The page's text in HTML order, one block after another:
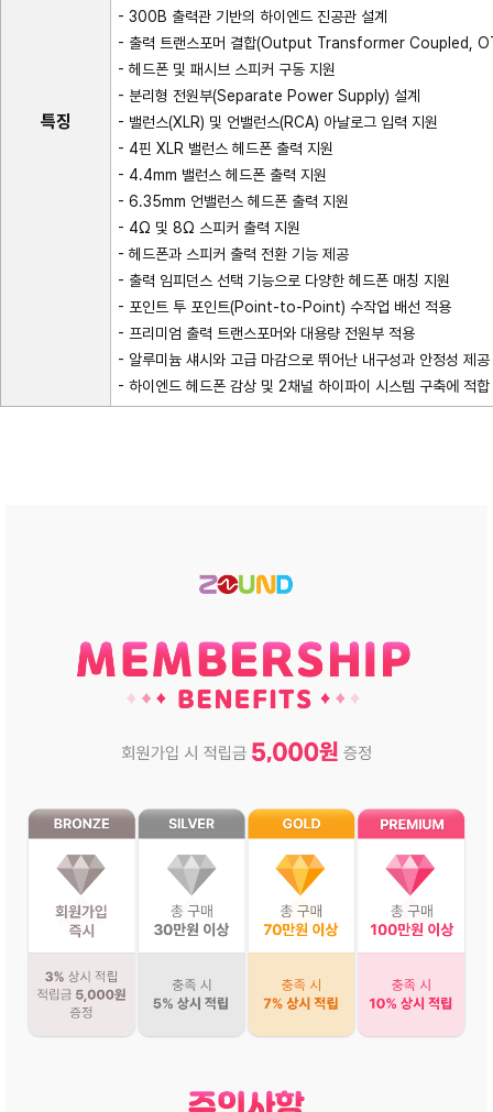
특징
- 300B 출력관 기반의 하이엔드 진공관 설계
- 출력 트랜스포머 결합(Output Transformer Coupled,
- 헤드폰 및 패시브 스피커 구동 지원
- 분리형 전원부(Separate Power Supply) 설계
- 밸런스(XLR) 및 언밸런스(RCA) 아날로그 입력 지원
- 4핀 XLR 밸런스 헤드폰 출력 지원
- 4.4mm 밸런스 헤드폰 출력 지원
- 6.35mm 언밸런스 헤드폰 출력 지원
- 4Ω 및 8Ω 스피커 출력 지원
- 헤드폰과 스피커 출력 전환 기능 제공
- 출력 임피던스 선택 기능으로 다양한 헤드폰 매칭 지원
- 포인트 투 포인트(Point-to-Point) 수작업 배선 적용
- 프리미엄 출력 트랜스포머와 대용량 전원부 적용
- 알루미늄 섀시와 고급 마감으로 뛰어난 내구성과 안정성 제공
- 하이엔드 헤드폰 감상 및 2채널 하이파이 시스템 구축에 적합